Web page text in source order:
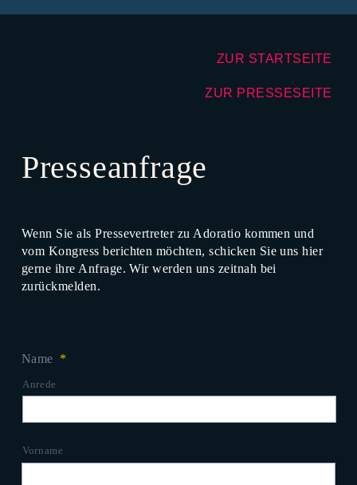
ZUR STARTSEITE
ZUR PRESSESEITE
Presseanfrage
Wenn Sie als Pressevertreter zu Adoratio kommen und
vom Kongress berichten möchten, schicken Sie uns hier
gerne ihre Anfrage. Wir werden uns zeitnah bei
zurückmelden.
Name *
Anrede
Vorname